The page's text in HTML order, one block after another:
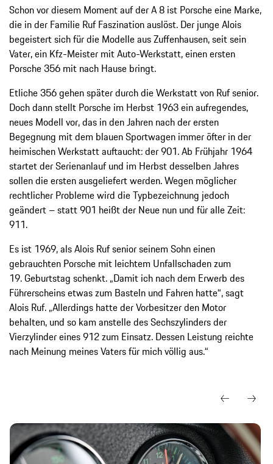
Schon vor diesem Moment auf der A 8 ist Porsche eine Marke,
die in der Familie Ruf Faszination auslöst. Der junge Alois
begeistert sich für die Modelle aus Zuffenhausen, seit sein
Vater, ein Kfz-Meister mit Auto-Werkstatt, einen ersten
Porsche 356 mit nach Hause bringt.
Etliche 356 gehen später durch die Werkstatt von Ruf senior.
Doch dann stellt Porsche im Herbst 1963 ein aufregendes,
neues Modell vor, das in den Jahren nach der ersten
Begegnung mit dem blauen Sportwagen immer öfter in der
heimischen Werkstatt auftaucht: der 901. Ab Frühjahr 1964
startet der Serienanlauf und im Herbst desselben Jahres
sollen die ersten ausgeliefert werden. Wegen möglicher
rechtlicher Probleme wird die Typbezeichnung jedoch
geändert – statt 901 heißt der Neue nun und für alle Zeit:
911.
Es ist 1969, als Alois Ruf senior seinem Sohn einen
gebrauchten Porsche mit leichtem Unfallschaden zum
19. Geburtstag schenkt. „Damit ich nach dem Erwerb des
Führerscheins etwas zum Basteln und Fahren hatte“, sagt
Alois Ruf. „Allerdings hatte der Vorbesitzer den Motor
behalten, und so kam anstelle des Sechszylinders der
Vierzylinder eines 912 zum Einsatz. Dessen Leistung reichte
nach Meinung meines Vaters für mich völlig aus.“